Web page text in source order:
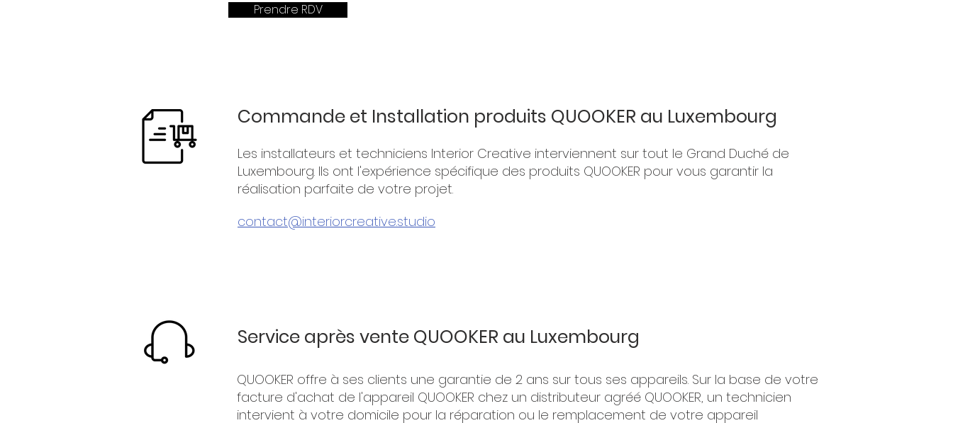
Prendre RDV
Commande et Installation produits QUOOKER au Luxembourg
Les installateurs et techniciens Interior Creative interviennent sur tout le Grand Duché de
Luxembourg. Ils ont l'expérience spécifique des produits QUOOKER pour vous garantir la
réalisation parfaite de votre projet.
contact@interiorcreative.studio
Service après vente QUOOKER au Luxembourg
QUOOKER offre à ses clients une garantie de 2 ans sur tous ses appareils. Sur la base de votre
facture d'achat de l'appareil QUOOKER chez un distributeur agréé QUOOKER, un technicien
intervient à votre domicile pour la réparation ou le remplacement de votre appareil